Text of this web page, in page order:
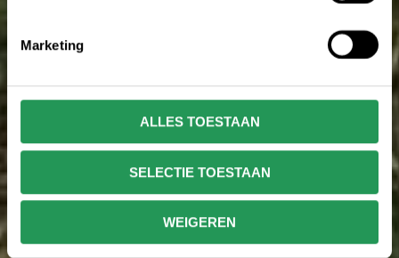
Marketing
ALLES TOESTAAN
SELECTIE TOESTAAN
WEIGEREN